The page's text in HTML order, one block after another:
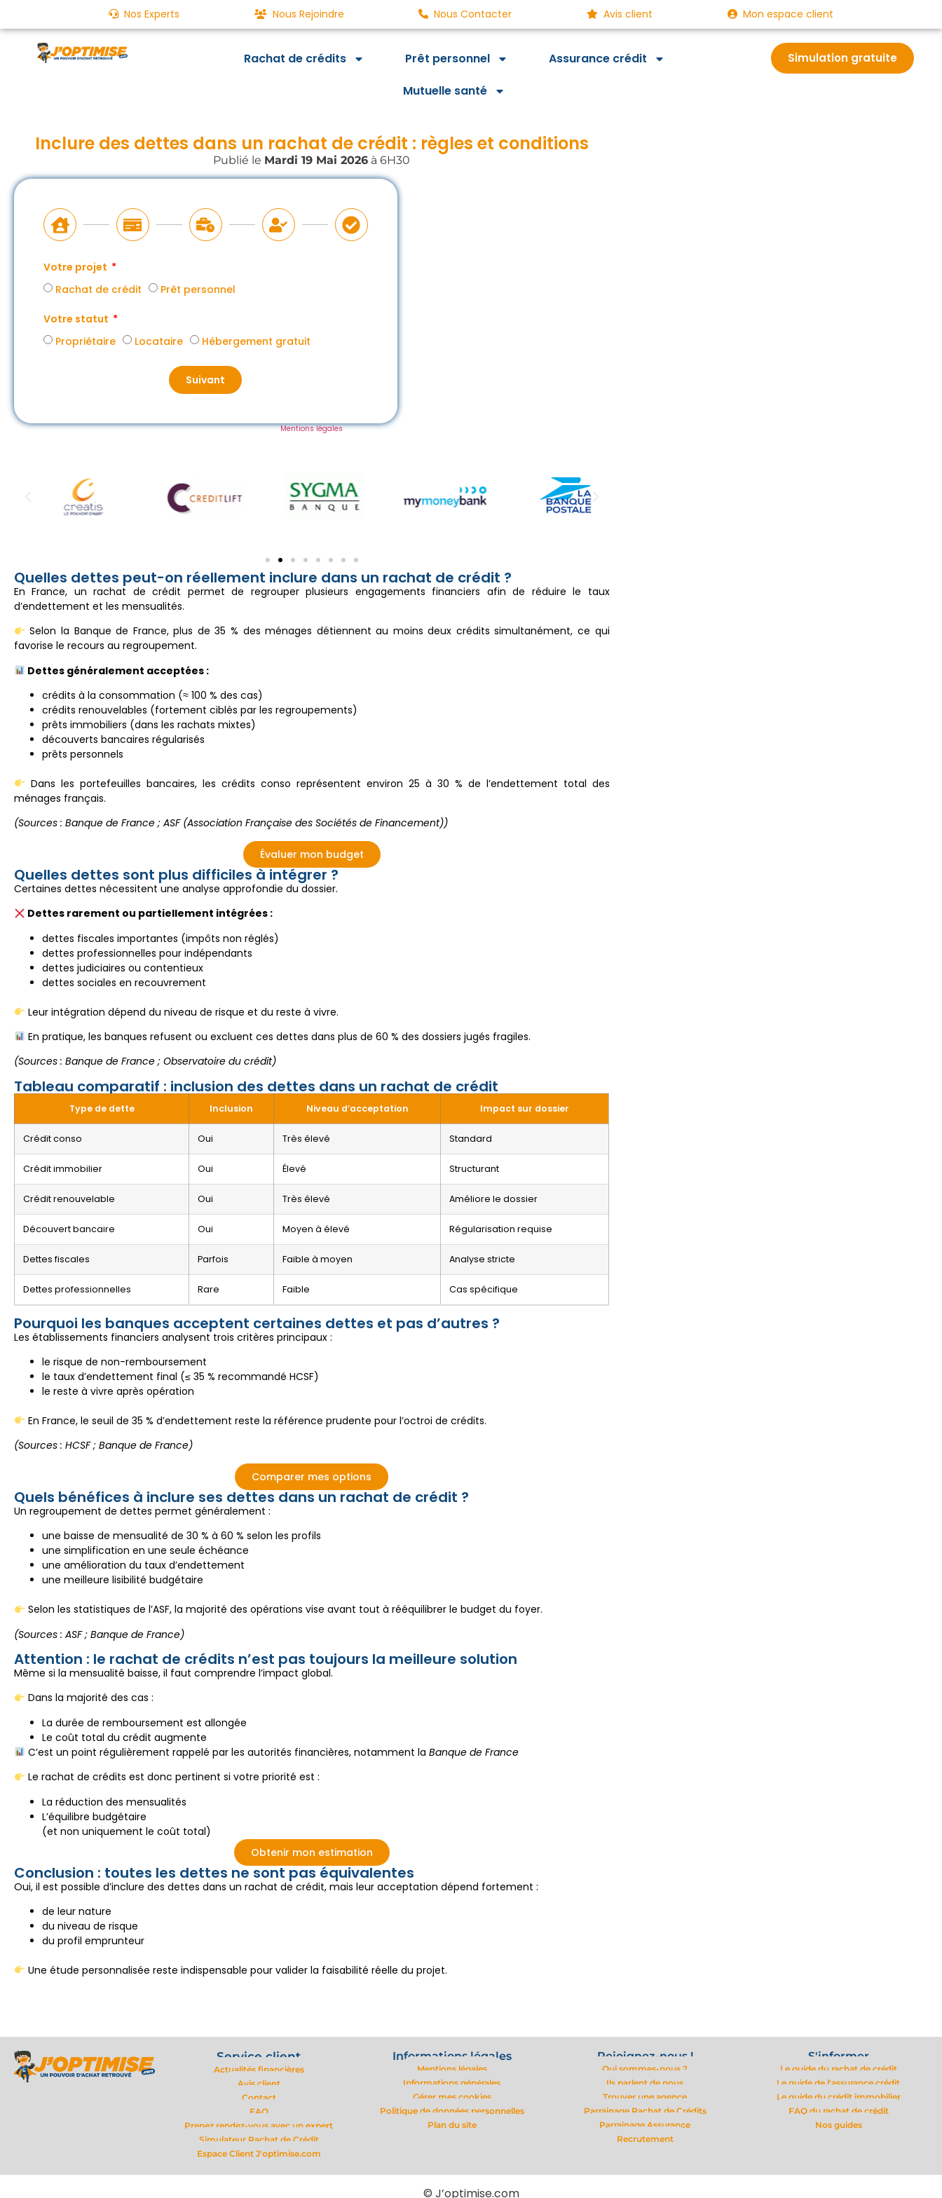
Nos Experts Nous Rejoindre Nous Contacter Avis client Mon espace client
Rachat de crédits Prêt personnel
Assurance crédit
Mutuelle santé
Simulation gratuite
Inclure des dettes dans un rachat de crédit : règles et conditions
Publié le Mardi 19 Mai 2026 à 6H30
Votre projet
Rachat de crédit
Prêt personnel
Votre statut
Propriétaire
Locataire Hébergement gratuit
Suivant
Mentions légales
Quelles dettes peut-on réellement inclure dans un rachat de crédit ?
En France, un rachat de crédit permet de regrouper plusieurs engagements financiers afin de réduire le taux
d’endettement et les mensualités.
Selon la Banque de France, plus de 35 % des ménages détiennent au moins deux crédits simultanément, ce qui
favorise le recours au regroupement.
Dettes généralement acceptées :
crédits à la consommation (≈ 100 % des cas)
crédits renouvelables (fortement ciblés par les regroupements)
prêts immobiliers (dans les rachats mixtes)
découverts bancaires régularisés
prêts personnels
Dans les portefeuilles bancaires, les crédits conso représentent environ 25 à 30 % de l’endettement total des
ménages français.
(Sources : Banque de France ; ASF (Association Française des Sociétés de Financement))
Évaluer mon budget
Quelles dettes sont plus difficiles à intégrer ?
Certaines dettes nécessitent une analyse approfondie du dossier.
Dettes rarement ou partiellement intégrées :
dettes fiscales importantes (impôts non réglés)
dettes professionnelles pour indépendants
dettes judiciaires ou contentieux
dettes sociales en recouvrement
Leur intégration dépend du niveau de risque et du reste à vivre.
En pratique, les banques refusent ou excluent ces dettes dans plus de 60 % des dossiers jugés fragiles.
(Sources : Banque de France ; Observatoire du crédit)
Tableau comparatif : inclusion des dettes dans un rachat de crédit
Type de dette Inclusion Niveau d’acceptation Impact sur dossier
Crédit conso Oui Très élevé Standard
Crédit immobilier Oui Élevé Structurant
Crédit renouvelable Oui Très élevé Améliore le dossier
Découvert bancaire Oui Moyen à élevé Régularisation requise
Dettes fiscales Parfois Faible à moyen Analyse stricte
Dettes professionnelles Rare Faible Cas spécifique
Pourquoi les banques acceptent certaines dettes et pas d’autres ?
Les établissements financiers analysent trois critères principaux :
le risque de non-remboursement
le taux d’endettement final (≤ 35 % recommandé HCSF)
le reste à vivre après opération
En France, le seuil de 35 % d’endettement reste la référence prudente pour l’octroi de crédits.
(Sources : HCSF ; Banque de France)
Comparer mes options
Quels bénéfices à inclure ses dettes dans un rachat de crédit ?
Un regroupement de dettes permet généralement :
une baisse de mensualité de 30 % à 60 % selon les profils
une simplification en une seule échéance
une amélioration du taux d’endettement
une meilleure lisibilité budgétaire
Selon les statistiques de l’ASF, la majorité des opérations vise avant tout à rééquilibrer le budget du foyer.
(Sources : ASF ; Banque de France)
Attention : le rachat de crédits n’est pas toujours la meilleure solution
Même si la mensualité baisse, il faut comprendre l’impact global.
Dans la majorité des cas :
La durée de remboursement est allongée
Le coût total du crédit augmente
C’est un point régulièrement rappelé par les autorités financières, notamment la Banque de France
Le rachat de crédits est donc pertinent si votre priorité est :
La réduction des mensualités
L’équilibre budgétaire
(et non uniquement le coût total)
Obtenir mon estimation
Conclusion : toutes les dettes ne sont pas équivalentes
Oui, il est possible d’inclure des dettes dans un rachat de crédit, mais leur acceptation dépend fortement :
de leur nature
du niveau de risque
du profil emprunteur
Une étude personnalisée reste indispensable pour valider la faisabilité réelle du projet.
Service client
Actualités financières
Avis client
Contact
FAQ
Prenez rendez-vous avec un expert
Simulateur Rachat de Crédit
Espace Client J'optimise.com
Informations légales
Mentions légales
Informations générales
Gérer mes cookies
Politique de données personnelles
Plan du site
Rejoignez-nous !
Qui sommes-nous ?
Ils parlent de nous
Trouver une agence
Parrainage Rachat de Crédits
Parrainage Assurance
Recrutement
S'informer
Le guide du rachat de crédit
Le guide de l'assurance crédit
Le guide du crédit immobilier
FAQ du rachat de crédit
Nos guides
© J’optimise.com